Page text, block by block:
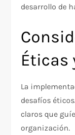
desarrollo de
Éticas
La
desafíos
claros que
organización.